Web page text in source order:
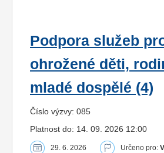
Podpora služeb
ohrožené děti,
mladé dospělé (4)
Číslo výzvy: 085
Platnost do: 14. 09. 2026 12:00
29. 6. 2026 Určeno pro: